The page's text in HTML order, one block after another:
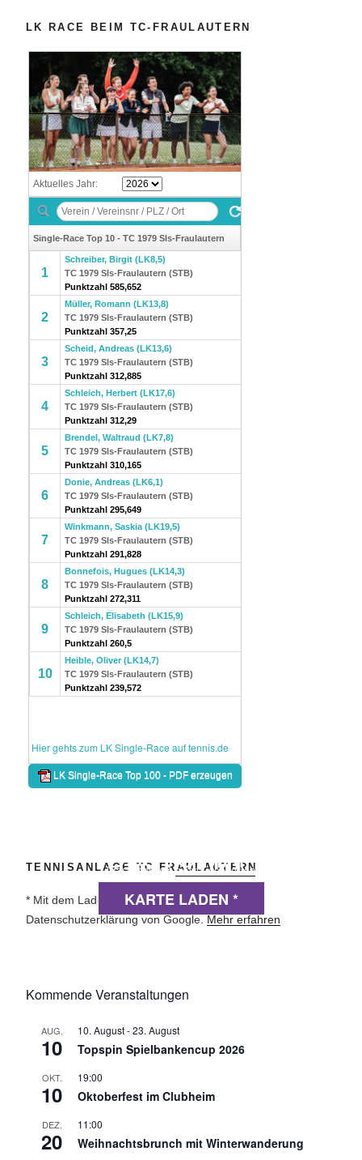
LK RACE BEIM TC-FRAULAUTERN
TENNISANLAGE TC FRAULAUTERN
DSGVO MAP
KARTE LADEN *
Präsentiert von exovia webdesign
* Mit dem Laden der Karte akzeptierst du die
Datenschutzerklärung von Google. Mehr erfahren
Kommende Veranstaltungen
AUG.
10
10. August-23. August
Topspin Spielbankencup 2026
OKT.
10
19:00
Oktoberfest im Clubheim
DEZ.
20
11:00
Weihnachtsbrunch mit Winterwanderung